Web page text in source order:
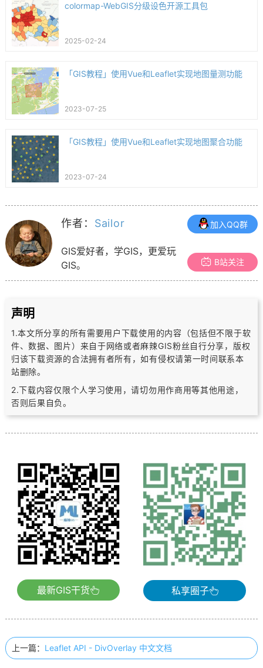
colormap-WebGIS分级设色开源工具包
2025-02-24
「GIS教程」使用Vue和Leaflet实现地图量测功能
2023-07-25
「GIS教程」使用Vue和Leaflet实现地图聚合功能
2023-07-24
作者： Sailor
GIS爱好者，学GIS，更爱玩
GIS。
加入QQ群
B站关注
声明
1.本文所分享的所有需要用户下载使用的内容（包括但不限于软
件、数据、图片） 来自于网络或者麻辣GIS粉丝自行分享，版权
归该下载资源的合法拥有者所有，如有侵权请第一时间联系本
站删除。
2.下载内容仅限个人学习使用，请切勿用作商用等其他用途，
否则后果自负。
最新GIS干货 私享圈子
上一篇： Leaflet API - DivOverlay 中文文档